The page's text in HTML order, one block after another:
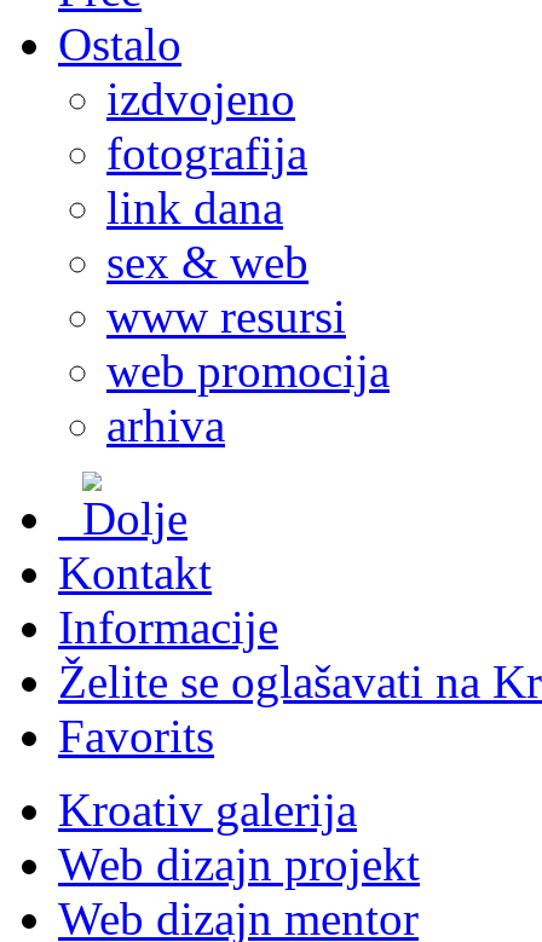
Ostalo
izdvojeno
fotografija
link dana
sex & web
www resursi
web promocija
arhiva
Kontakt
Informacije
Želite se oglašavati na
Favorits
Kroativ galerija
Web dizajn projekt
Web dizajn mentor